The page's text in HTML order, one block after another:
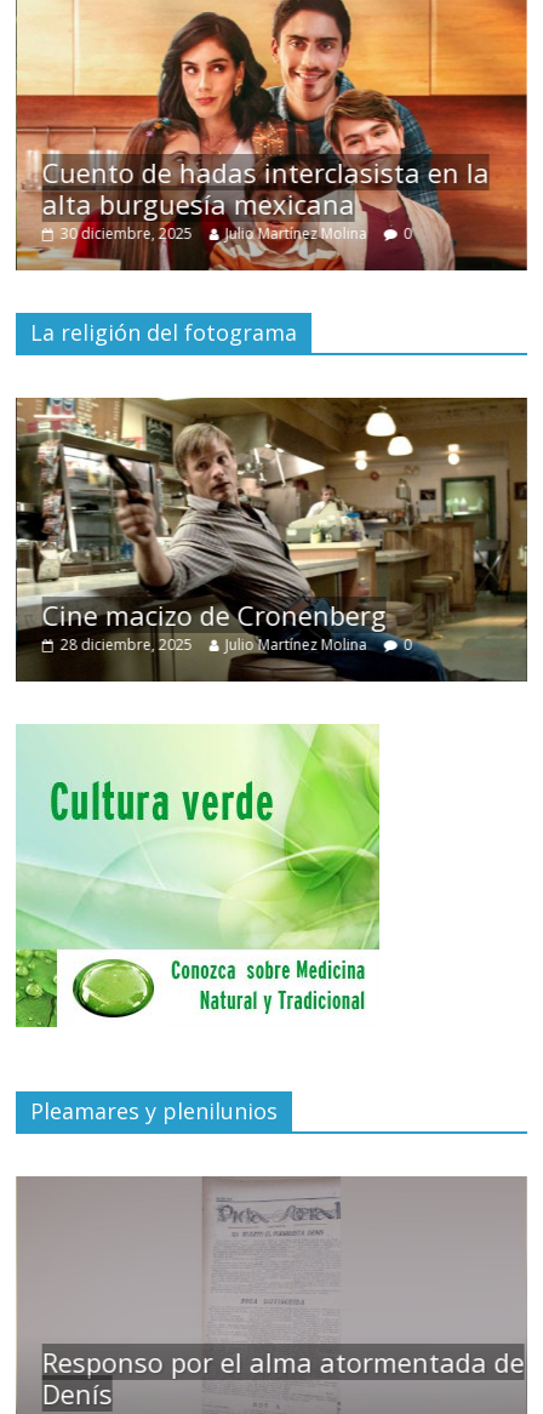
Cuento de hadas interclasista en la
alta burguesía mexicana
30 diciembre, 2025 Julio Martínez Molina 0
La religión del fotograma
Cine macizo de Cronenberg
28 diciembre, 2025 Julio Martínez Molina 0
Pleamares y plenilunios
Responso por el alma atormentada de
Denís